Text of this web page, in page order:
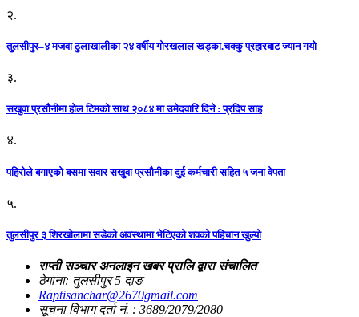
२.
तुलसीपुर–४ मजवा ठुलाखालीका २४ वर्षीय गोरखलाल खड्का.चक्कु प्रहारबाट ज्यान गयो
३.
सखुवा प्रसौनीमा होल टिमको साथ २०८४ मा उमेदवारि दिने : प्रदिप साह
४.
पहिराेले बगाएकाे बसमा सवार सखुवा प्रसाैनीका दुई कर्मचारी सहित ५ जना वेपता
५.
तुलसीपुर ३ शिरखोलामा सडेको अवस्थामा भेटिएको शवको पहिचान खुल्यो
राप्ती सञ्चार अनलाइन खबर प्रालि द्वारा संचालित
ठेगाना: तुलसीपुर 5 दाङ
Raptisanchar@2670gmail.com
सूचना विभाग दर्ता नं. : 3689/2079/2080